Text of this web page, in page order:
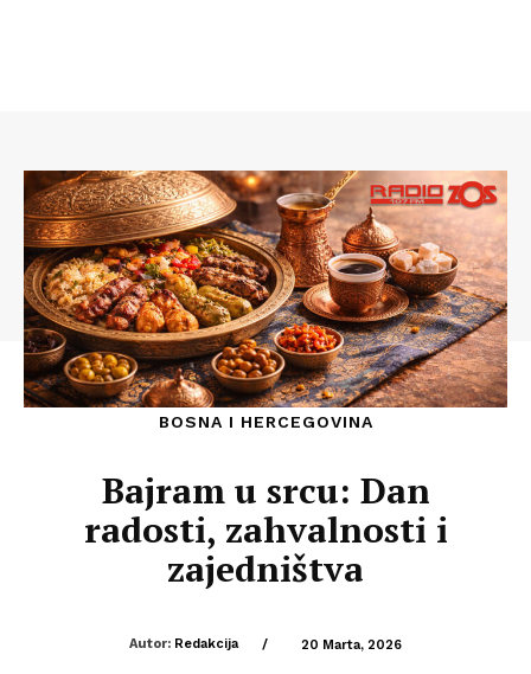
BOSNA I HERCEGOVINA
Bajram u srcu: Dan
radosti, zahvalnosti i
zajedništva
Autor: Redakcija / 20 Marta, 2026